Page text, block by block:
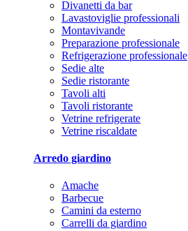
Divanetti da bar
Lavastoviglie professionali
Montavivande
Preparazione professionale
Refrigerazione professionale
Sedie alte
Sedie ristorante
Tavoli alti
Tavoli ristorante
Vetrine refrigerate
Vetrine riscaldate
Arredo giardino
Amache
Barbecue
Camini da esterno
Carrelli da giardino